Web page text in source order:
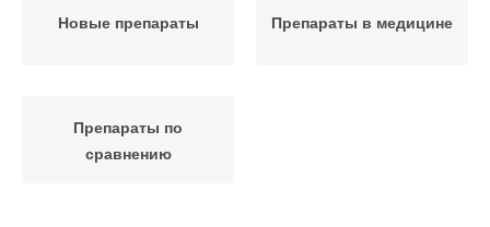
Новые препараты Препараты в медицине
Препараты по
сравнению